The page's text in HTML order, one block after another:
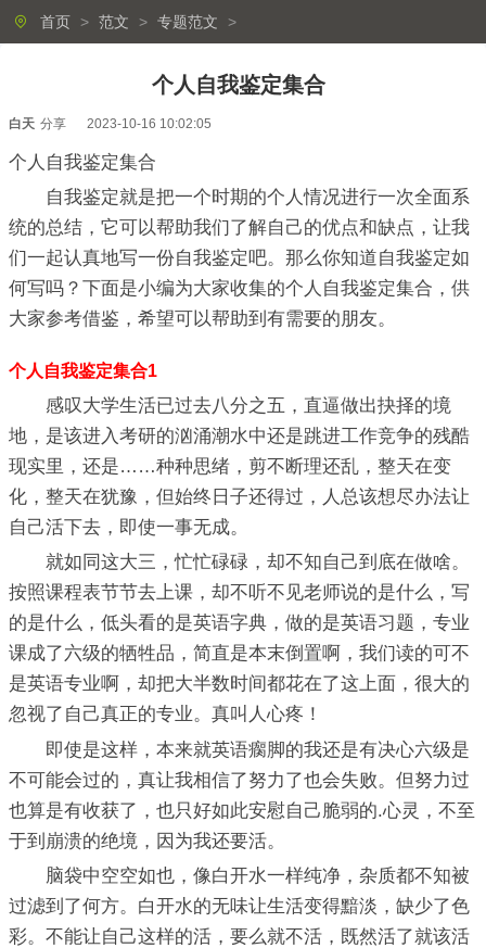
首页 > 范文 > 专题范文 >
个人自我鉴定集合
白天 分享 2023-10-16 10:02:05
个人自我鉴定集合
自我鉴定就是把一个时期的个人情况进行一次全面系
统的总结，它可以帮助我们了解自己的优点和缺点，让我
们一起认真地写一份自我鉴定吧。那么你知道自我鉴定如
何写吗？下面是小编为大家收集的个人自我鉴定集合，供
大家参考借鉴，希望可以帮助到有需要的朋友。
个人自我鉴定集合1
感叹大学生活已过去八分之五，直逼做出抉择的境
地，是该进入考研的汹涌潮水中还是跳进工作竞争的残酷
现实里，还是……种种思绪，剪不断理还乱，整天在变
化，整天在犹豫，但始终日子还得过，人总该想尽办法让
自己活下去，即使一事无成。
就如同这大三，忙忙碌碌，却不知自己到底在做啥。
按照课程表节节去上课，却不听不见老师说的是什么，写
的是什么，低头看的是英语字典，做的是英语习题，专业
课成了六级的牺牲品，简直是本末倒置啊，我们读的可不
是英语专业啊，却把大半数时间都花在了这上面，很大的
忽视了自己真正的专业。真叫人心疼！
即使是这样，本来就英语瘸脚的我还是有决心六级是
不可能会过的，真让我相信了努力了也会失败。但努力过
也算是有收获了，也只好如此安慰自己脆弱的.心灵，不至
于到崩溃的绝境，因为我还要活。
脑袋中空空如也，像白开水一样纯净，杂质都不知被
过滤到了何方。白开水的无味让生活变得黯淡，缺少了色
彩。不能让自己这样的活，要么就不活，既然活了就该活